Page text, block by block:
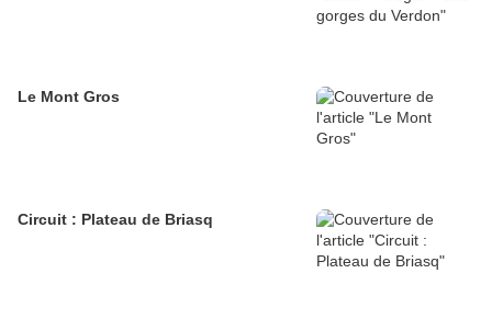
Le Mont Gros
Circuit : Plateau de Briasq